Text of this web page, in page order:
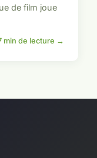
de film joue
min de lecture →